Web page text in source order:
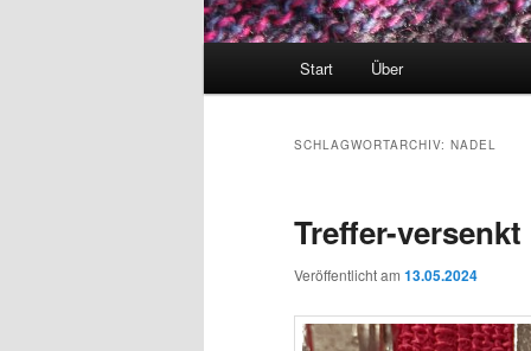
Start Über
SCHLAGWORTARCHIV: NADEL
Treffer-versenkt
Veröffentlicht am 13.05.2024